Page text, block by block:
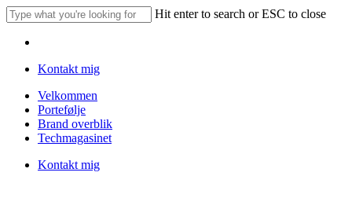
Skip
to
main
Hit enter to search or ESC to close
Search
Kontakt mig
Menu
Velkommen
Portefølje
Brand overblik
Techmagasinet
Kontakt mig